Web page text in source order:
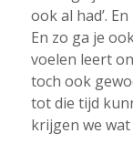
ook al had’.
En zo ga je
voelen leert
toch ook
tot die tijd
krijgen we